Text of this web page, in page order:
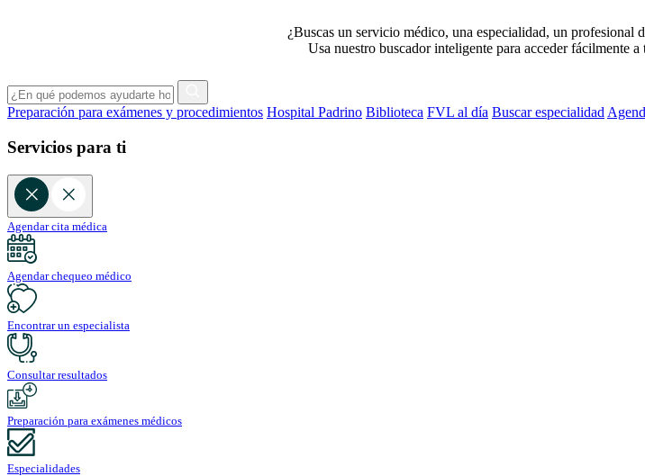
¿Buscas un servicio médico, una especialidad, un profesional
Usa nuestro buscador inteligente para acceder fácilmente
Preparación para exámenes y procedimientos Hospital Padrino Biblioteca FVL al día Buscar especialidad
Servicios para ti
Agendar cita médica
Agendar chequeo médico
Encontrar un especialista
Consultar resultados
Preparación para exámenes médicos
Especialidades